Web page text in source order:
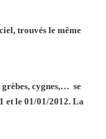
trouvés le même
grèbes, cygnes,… se
et le 01/01/2012. La